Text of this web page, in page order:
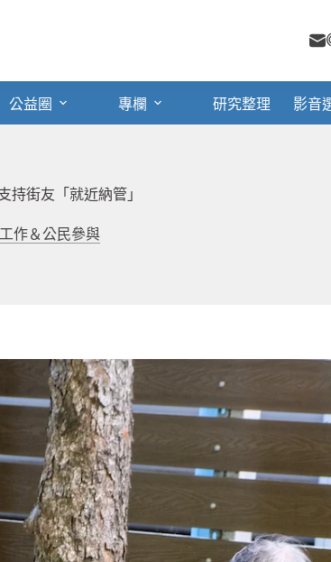
公益圈 專欄 研究整理 影音
持街友「就近納管」
作＆公民參與